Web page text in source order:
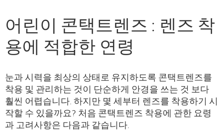
어린이 콘택트렌즈 : 렌즈 착
용에 적합한 연령
눈과 시력을 최상의 상태로 유지하도록 콘택트렌즈를
착용 및 관리하는 것이 단순하게 안경을 쓰는 것 보다
훨씬 어렵습니다. 하지만 몇 세부터 렌즈를 착용하기 시
작할 수 있을까요? 처음 콘택트렌즈 착용에 관한 요령
과 고려사항은 다음과 같습니다.